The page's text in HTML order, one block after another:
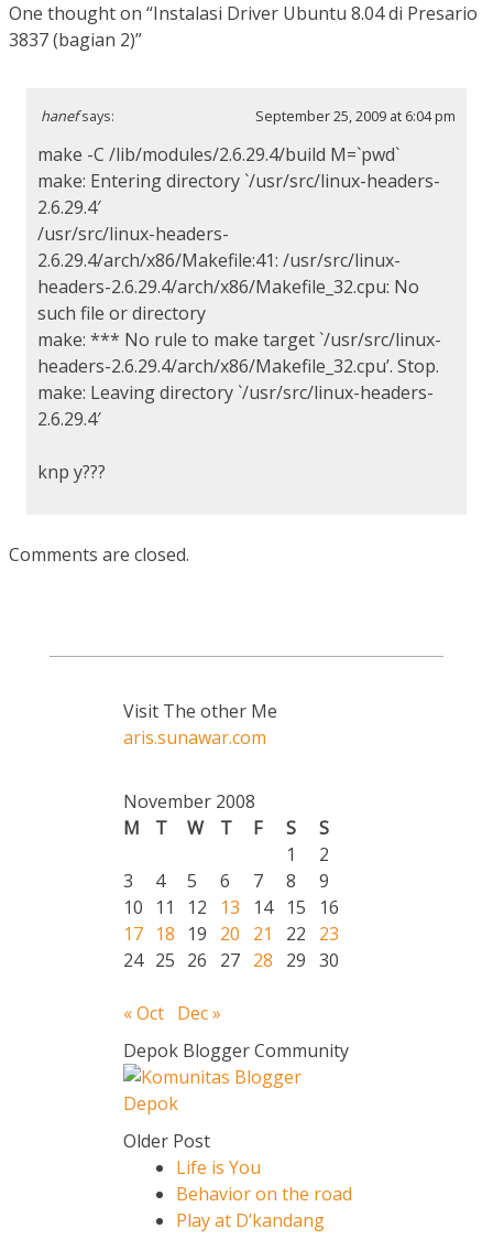
One thought on “Instalasi Driver Ubuntu 8.04 di Presario
3837 (bagian 2)”
hanefsays: September 25, 2009 at 6:04 pm
make -C /lib/modules/2.6.29.4/build M=`pwd`
make: Entering directory `/usr/src/linux-headers-
2.6.29.4′
/usr/src/linux-headers-
2.6.29.4/arch/x86/Makefile:41: /usr/src/linux-
headers-2.6.29.4/arch/x86/Makefile_32.cpu: No
such file or directory
make: *** No rule to make target `/usr/src/linux-
headers-2.6.29.4/arch/x86/Makefile_32.cpu’. Stop.
make: Leaving directory `/usr/src/linux-headers-
2.6.29.4′
knp y???
Comments are closed.
Visit The other Me
aris.sunawar.com
November 2008
M
T W T F S
S
1
2
3
4 5 6 7 8
9
10
11 12 13 14 15
16
17 18 19 20 21 22
23
24 25 26 27 28 29 30
« Oct Dec »
Depok Blogger Community
Older Post
Life is You
Behavior on the road
Play at D’kandang